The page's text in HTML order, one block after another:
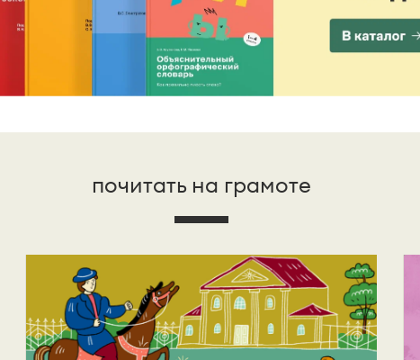
почитать на грамоте